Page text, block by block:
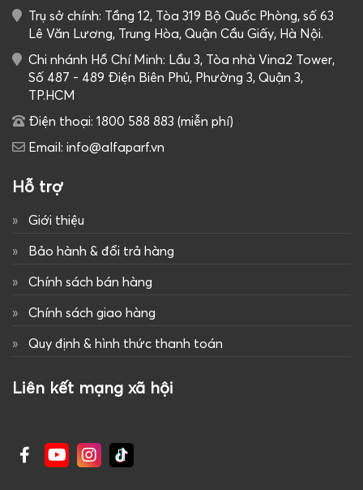
Trụ sở chính: Tầng 12, Tòa 319 Bộ Quốc Phòng, số 63
Lê Văn Lương, Trung Hòa, Quận Cầu Giấy, Hà Nội.
Chi nhánh Hồ Chí Minh: Lầu 3, Tòa nhà Vina2 Tower,
Số 487 - 489 Điện Biên Phủ, Phường 3, Quận 3,
TP.HCM
Điện thoại: 1800 588 883 (miễn phí)
Email: info@alfaparf.vn
Hỗ trợ
Giới thiệu
Bảo hành & đổi trả hàng
Chính sách bán hàng
Chính sách giao hàng
Quy định & hình thức thanh toán
Liên kết mạng xã hội